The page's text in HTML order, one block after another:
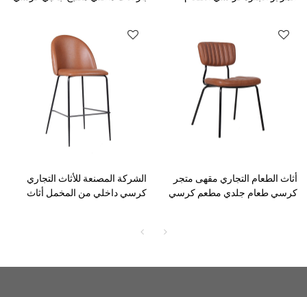
أثاث الطعام التجاري مقهى متجر
كرسي طعام جلدي مطعم كرسي
الشركة المصنعة للأثاث التجاري
كرسي داخلي من المخمل أثاث